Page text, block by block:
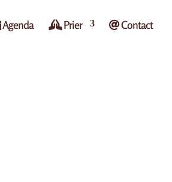
Agenda Prier Contact